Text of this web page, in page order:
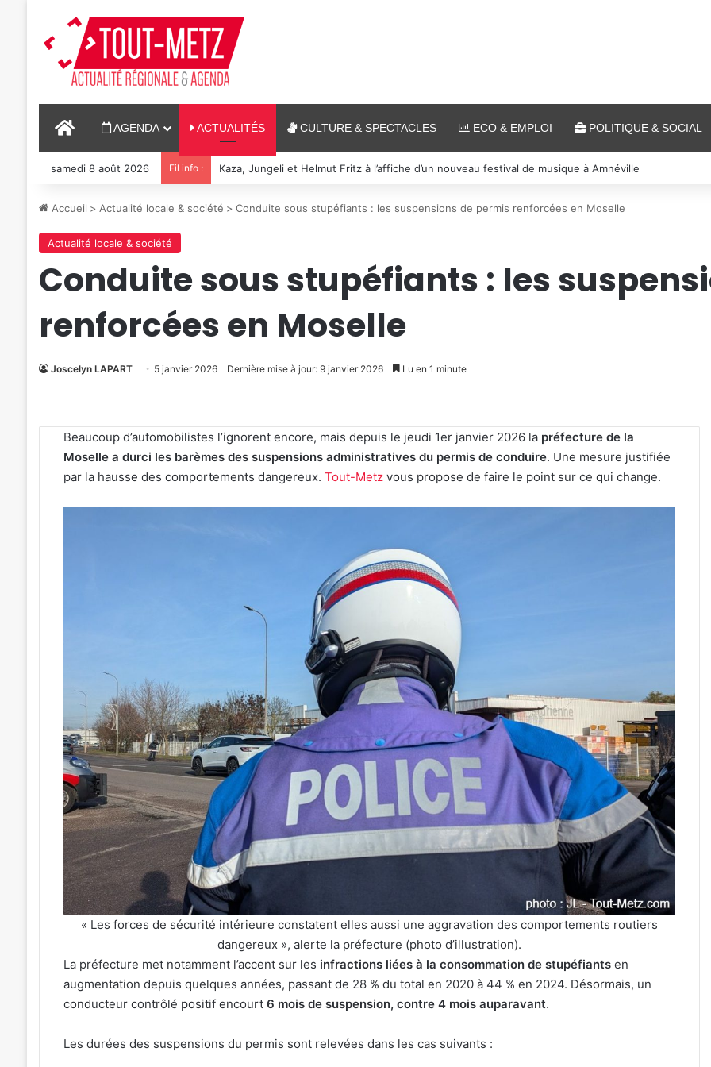
ACCUEILAGENDA ACTUALITÉS CULTURE & SPECTACLES ECO & EMPLOI POLITIQUE & SOCIAL
samedi 8 août 2026 Fil info : Reconstitution, spectacles et cinéma pour l’édition 2026 de « Ça tombe comme à Gravelotte »
Accueil > Actualité locale & société > Conduite sous stupéfiants : les suspensions de permis renforcées en Moselle
Actualité locale & société
Conduite sous stupéfiants : les
renforcées en Moselle
Joscelyn LAPART 5 janvier 2026 Dernière mise à jour: 9 janvier 2026 Lu en 1 minute
Beaucoup d’automobilistes l’ignorent encore, mais depuis le jeudi 1er janvier 2026 lapréfecture de la
Moselle a durci les barèmes des suspensions administratives du permis de conduire. Une mesure justifiée
par la hausse des comportements dangereux. Tout-Metzvous propose de faire le point sur ce qui change.
« Les forces de sécurité intérieure constatent elles aussi une aggravation des comportements routiers
dangereux », alerte la préfecture (photo d’illustration).
La préfecture met notamment l’accent sur les infractions liées à la consommation de stupéfiantsen
augmentation depuis quelques années, passant de 28 % du total en 2020 à 44 % en 2024. Désormais, un
conducteur contrôlé positif encourt6 mois de suspension, contre 4 mois auparavant.
Les durées des suspensions du permis sont relevées dans les cas suivants :
«
Une
émotion
particulière
»
Michel
Roth
en
cuisine
pour
le
grand
dîner
de
la
FIM
2026
31 juillet 2026
« Une émotion particulière » :
Michel Roth en cuisine pour le
grand dîner caritatif de la FIM
2026
Kaza,
Jungeli
et
Helmut
Fritz
l’affiche
d’un
nouveau
festival
Amnéville
7 août 2026
Kaza, Jungeli et Helmut Fritz à
l’affiche d’un nouveau festival
musique à Amnéville